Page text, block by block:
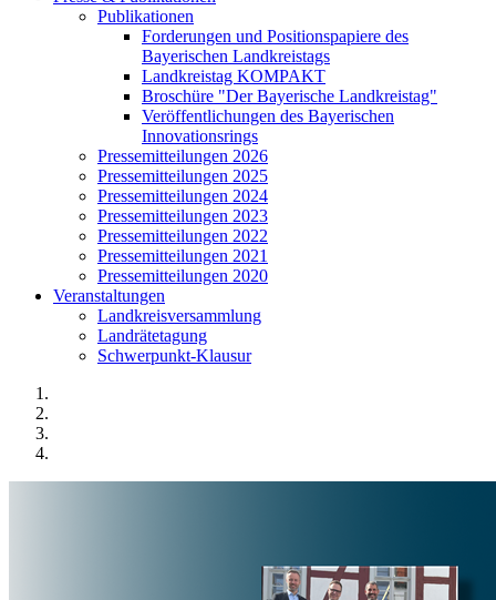
Publikationen
Forderungen und Positionspapiere des
Bayerischen Landkreistags
Landkreistag KOMPAKT
Broschüre "Der Bayerische Landkreistag"
Veröffentlichungen des Bayerischen
Innovationsrings
Pressemitteilungen 2026
Pressemitteilungen 2025
Pressemitteilungen 2024
Pressemitteilungen 2023
Pressemitteilungen 2022
Pressemitteilungen 2021
Pressemitteilungen 2020
Veranstaltungen
Landkreisversammlung
Landrätetagung
Schwerpunkt-Klausur